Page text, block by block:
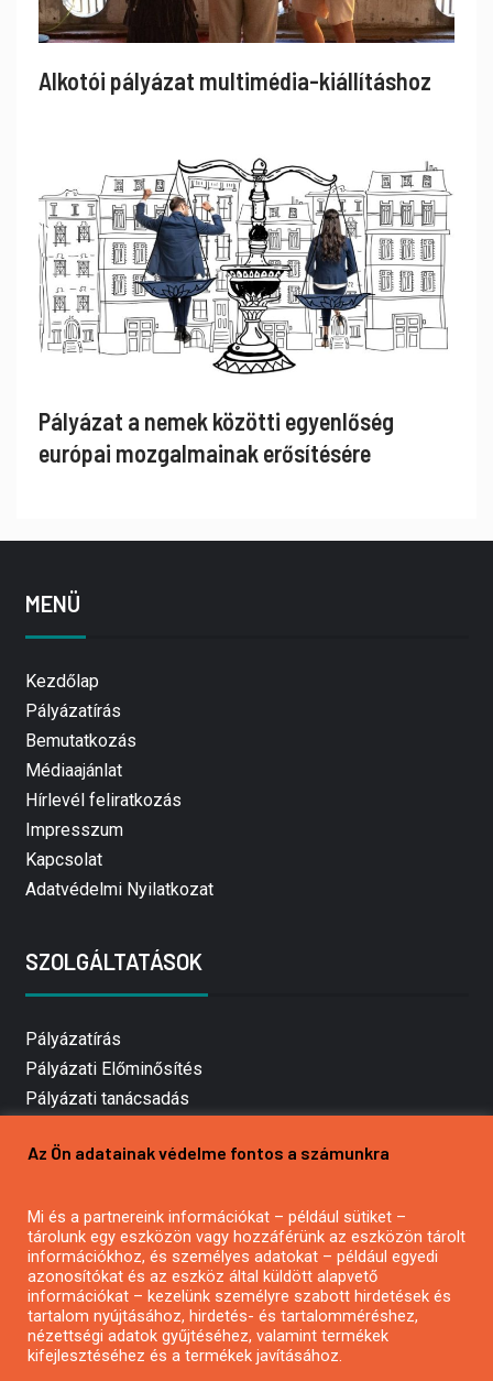
Alkotói pályázat multimédia-kiállításhoz
Pályázat a nemek közötti egyenlőség
európai mozgalmainak erősítésére
MENÜ
Kezdőlap
Pályázatírás
Bemutatkozás
Médiaajánlat
Hírlevél feliratkozás
Impresszum
Kapcsolat
Adatvédelmi Nyilatkozat
SZOLGÁLTATÁSOK
Pályázatírás
Pályázati Előminősítés
Pályázati tanácsadás
Mezőgazdasági pályázatírás
Pályázatírás civil szervezeteknek
Pályázatírás önkormányzatoknak
Pályázatfigyelés
Specifikus pályázatfigyelés vagy hírlevél
Az Ön adatainak védelme fontos a számunkra
Mi és a partnereink információkat – például sütiket –
tárolunk egy eszközön vagy hozzáférünk az eszközön tárolt
információkhoz, és személyes adatokat – például egyedi
azonosítókat és az eszköz által küldött alapvető
információkat – kezelünk személyre szabott hirdetések és
tartalom nyújtásához, hirdetés- és tartalomméréshez,
nézettségi adatok gyűjtéséhez, valamint termékek
kifejlesztéséhez és a termékek javításához.